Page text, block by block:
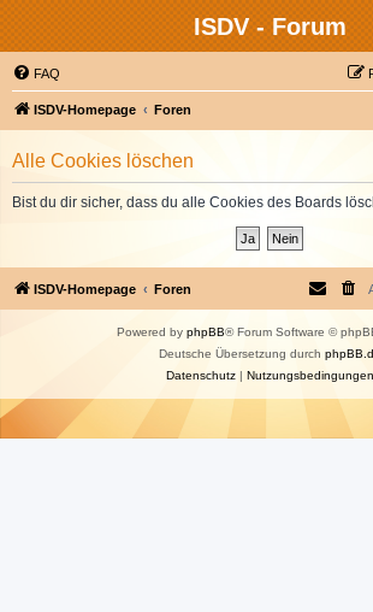
ISDV - Forum
FAQ
ISDV-Homepage Foren
Alle Cookies löschen
Bist du dir sicher, dass du alle Cookies des Boards
ISDV-Homepage Foren
Powered by phpBB® Forum Software ©
Deutsche Übersetzung durch
Datenschutz| Nutzungsbedingungen